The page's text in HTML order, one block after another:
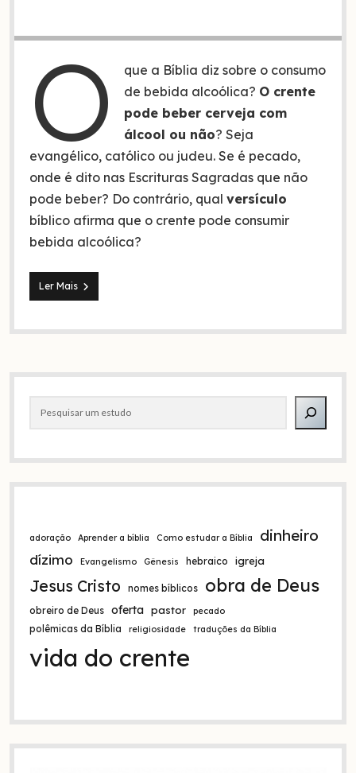
O
que a Bíblia diz sobre o consumo
de bebida alcoólica? O crente
pode beber cerveja com
álcool ou não? Seja
evangélico, católico ou judeu. Se é pecado,
onde é dito nas Escrituras Sagradas que não
pode beber? Do contrário, qual versículo
bíblico afirma que o crente pode consumir
bebida alcoólica?
Ler MaisO
crente
beber
Bíblia
realmente
diz?
Barra
lateral
adoração Aprender a bíblia Como estudar a Bíblia dinheiro
dízimo Evangelismo Gênesis hebraico igreja
Jesus Cristo nomes bíblicos obra de Deus
obreiro de Deus oferta pastor pecado
polêmicas da Bíblia religiosidade traduções da Bíblia
vida do crente